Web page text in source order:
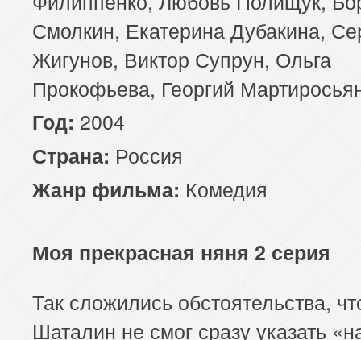
Смолкин, Екатерина Дубакина,
Жигунов, Виктор Супрун, Ольга
Прокофьева, Георгий
Год: 2004
Страна: Россия
Жанр фильма: Комедия
Моя прекрасная няня 2 серия
Так сложились обстоятельства,
Шаталин не смог сразу указать